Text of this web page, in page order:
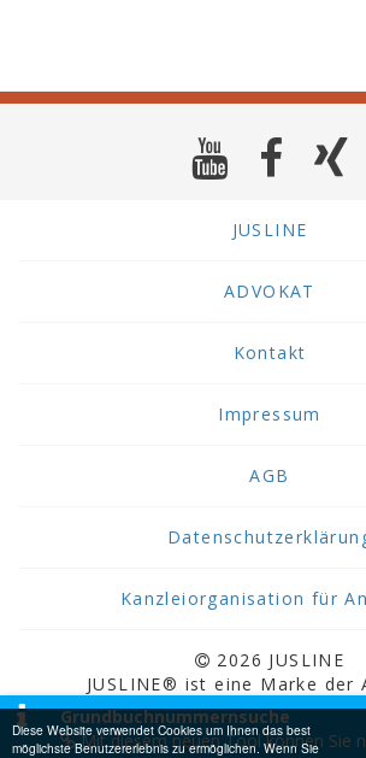
Diese Website verwendet Cookies um Ihnen das best
möglichste Benutzererlebnis zu ermöglichen. Wenn Sie
JUSLINE
ADVOKAT
Kontakt
Impressum
AGB
Kanzleiorganisation für
2026 JUSLINE
JUSLINE® ist eine Marke der
Unternehmensberatung Greiter &
Grundbuchnummernsuche
Mit diesem neuen Tool können Sie